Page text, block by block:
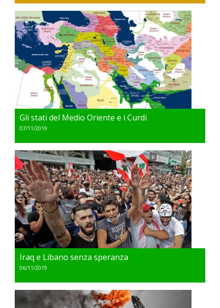
Gli stati del Medio Oriente e i Curdi
07/11/2019
Iraq e Libano senza speranza
06/11/2019